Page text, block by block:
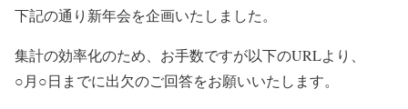
下記の通り新年会を企画いたしました。
集計の効率化のため、お手数ですが以下のURLより、
○月○日までに出欠のご回答をお願いいたします。